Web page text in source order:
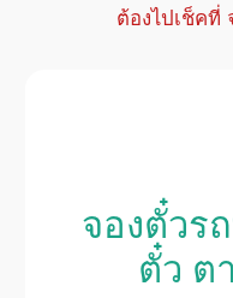
ต้องไปเช็คที่
จองตั๋วร
ตั๋ว ต